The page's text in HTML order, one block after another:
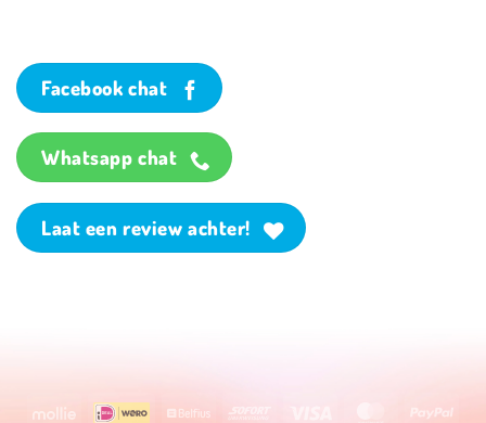
Facebook chat
Whatsapp chat
Laat een review achter!
Mollie Wero Belfius MasterCard